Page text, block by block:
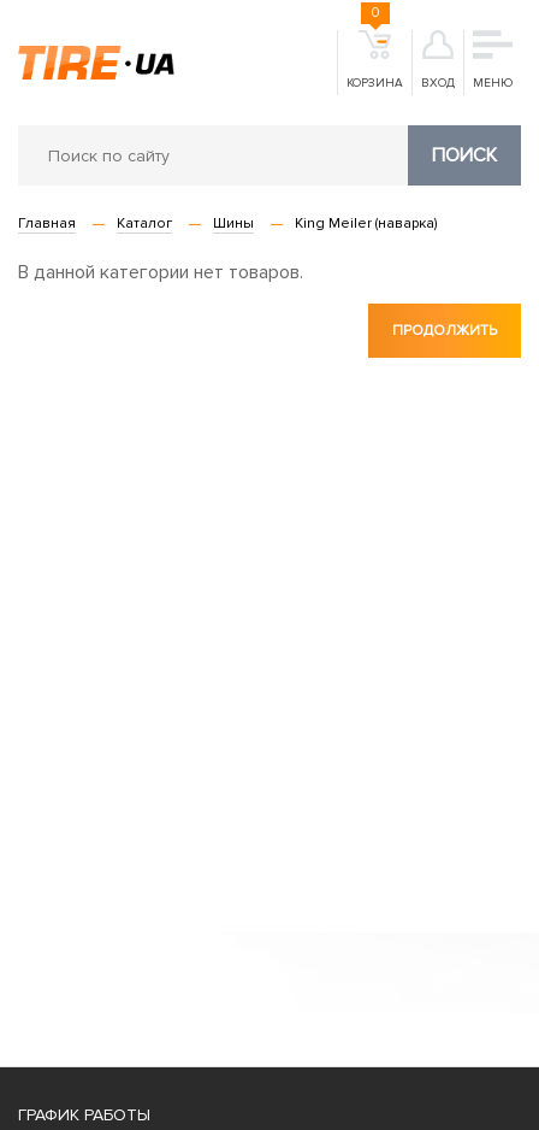
КОРЗИНА
0
ВХОД МЕНЮ
ПОИСК
Главная Каталог Шины King Meiler (наварка)
В данной категории нет товаров.
ПРОДОЛЖИТЬ
ГРАФИК РАБОТЫ